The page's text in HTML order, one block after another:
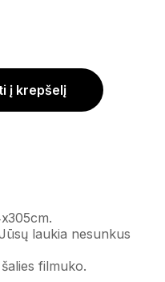
į krepšelį
laukia nesunkus
filmuko.